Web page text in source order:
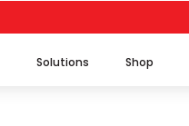
Solutions Shop